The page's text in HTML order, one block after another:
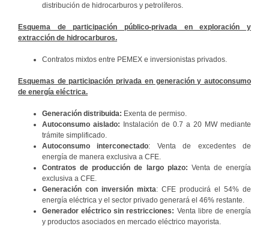
distribución de hidrocarburos y petrolíferos.
Esquema de participación público-privada en exploración y
extracción de hidrocarburos.
Contratos mixtos entre PEMEX e inversionistas privados.
Esquemas de participación privada en generación y autoconsumo
de energía eléctrica.
Generación distribuida: Exenta de permiso.
Autoconsumo aislado: Instalación de 0.7 a 20 MW mediante
trámite simplificado.
Autoconsumo interconectado: Venta de excedentes de
energía de manera exclusiva a CFE.
Contratos de producción de largo plazo: Venta de energía
exclusiva a CFE.
Generación con inversión mixta: CFE producirá el 54% de
energía eléctrica y el sector privado generará el 46% restante.
Generador eléctrico sin restricciones: Venta libre de energía
y productos asociados en mercado eléctrico mayorista.